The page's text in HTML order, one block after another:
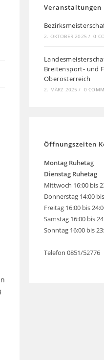
Veranstaltungen
2. OKTOBER 2025 / 0
Breitensport- und
Oberösterreich
2. MÄRZ 2025 / 0
Öffnungszeiten
Montag Ruhetag
Dienstag Ruhetag
Mittwoch 16:00 bis
Donnerstag 14:00
Freitag 16:00 bis
Samstag 16:00 bis
Sonntag 16:00 bis
Telefon 0851/52776